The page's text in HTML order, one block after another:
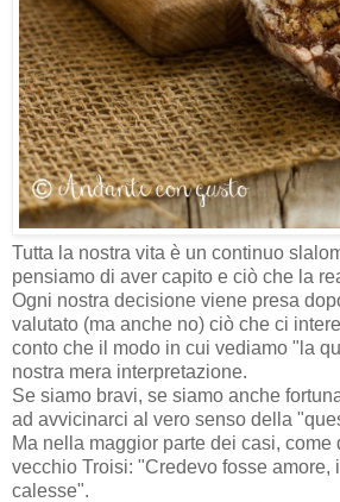
Tutta la nostra vita è un continuo
pensiamo di aver capito e ciò che la
Ogni nostra decisione viene presa
valutato (ma anche no) ciò che ci
conto che il modo in cui vediamo "la
nostra mera interpretazione.
Se siamo bravi, se siamo anche
ad avvicinarci al vero senso della
Ma nella maggior parte dei casi, come
vecchio Troisi: "Credevo fosse amore,
calesse".